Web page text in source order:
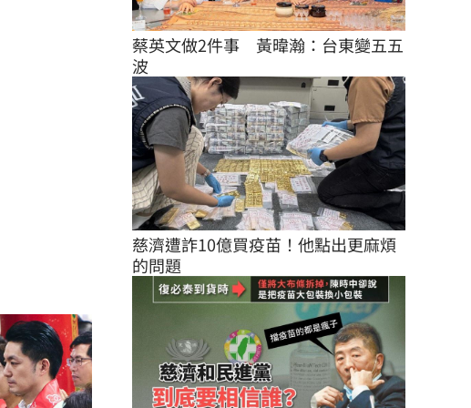
蔡英文做2件事　黃暐瀚：台東變五五
波
慈濟遭詐10億買疫苗！他點出更麻煩
的問題